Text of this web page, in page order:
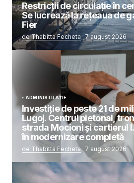
Restricții de circulație în
Se lucrează la rețeaua de
Fier
de Thabitta Fecheta 7 august 2026
ADMINISTRAȚIE
Investiție de peste 21 de
Lugoj. Centrul pietonal,
strada Mocioni și cartierul
în modernizare completă
de Thabitta Fecheta 7 august 2026